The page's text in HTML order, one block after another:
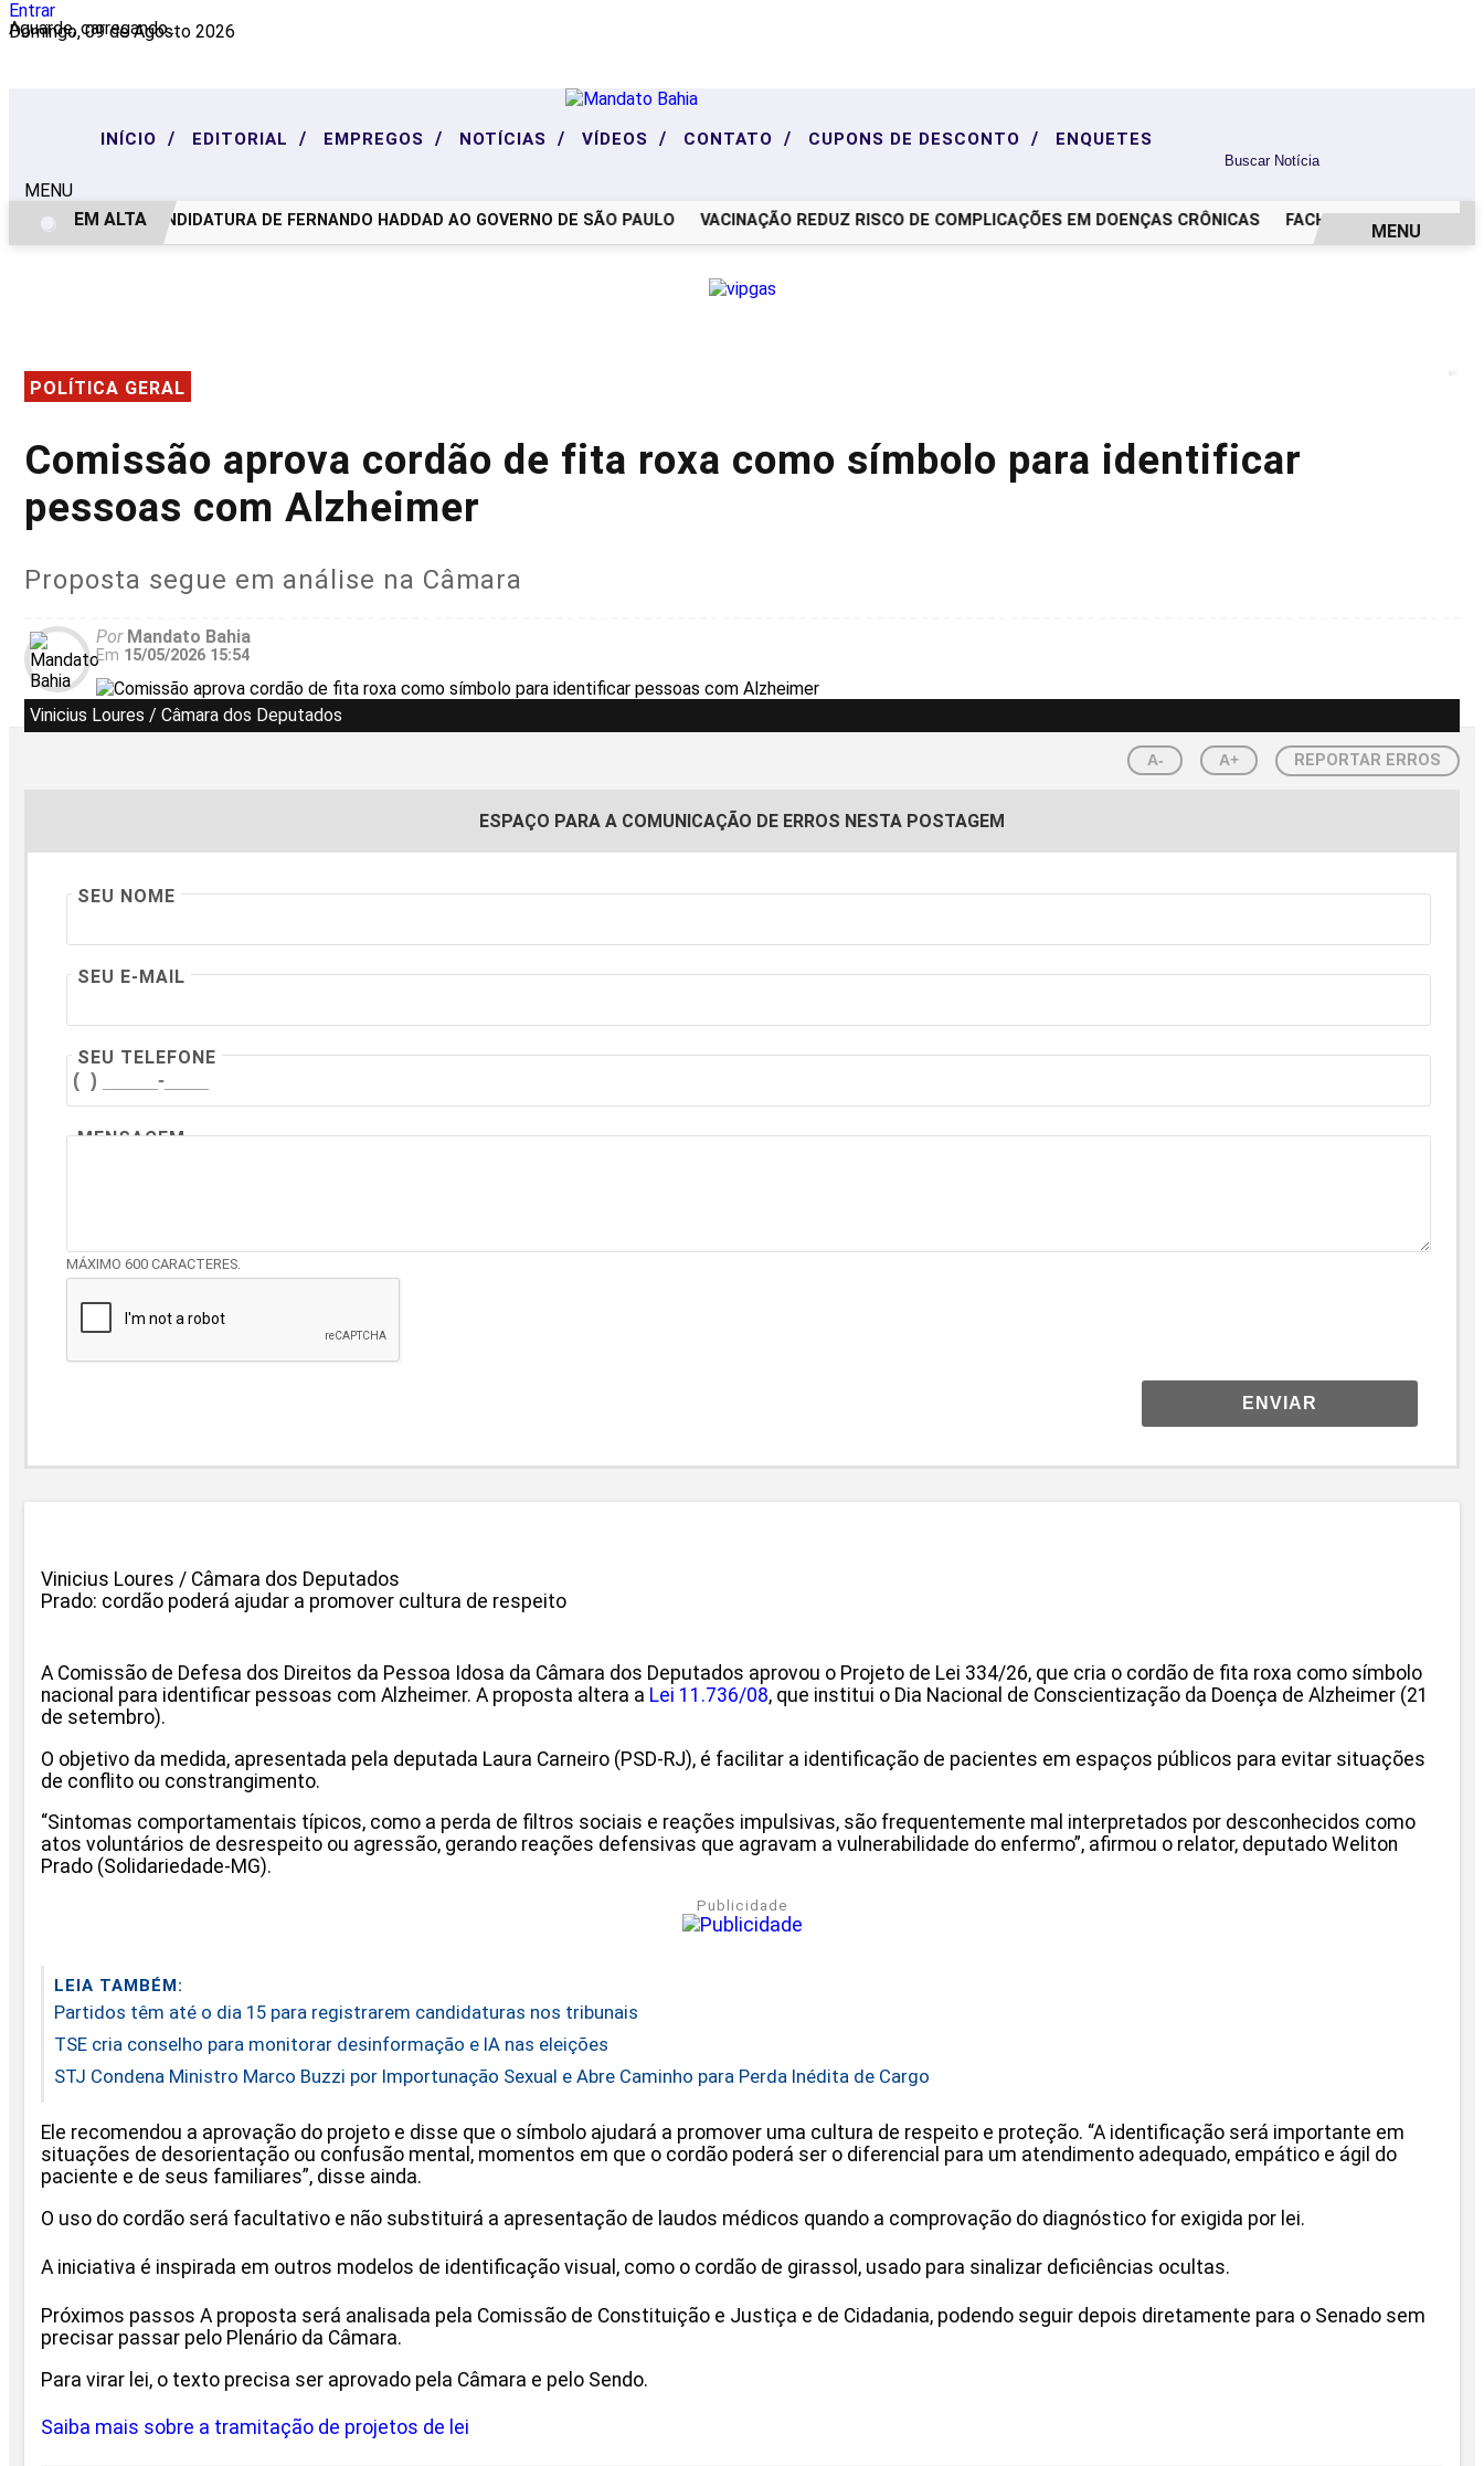
Aguarde, carregando...
Entrar
Domingo, 09 de Agosto 2026
INÍCIO / EDITORIAL / EMPREGOS / NOTÍCIAS / VÍDEOS / CONTATO / CUPONS DE DESCONTO / ENQUETES
MENU
PT LANÇA CANDIDATURA DE FERNANDO HADDAD AO GOVERNO DE SÃO PAULO VACINAÇÃO REDUZ RISCO DE COMPLICAÇÕES EM DOENÇAS CRÔNICAS FACHIN REPUDIA FALA DE
EM ALTA
MENU
POLÍTICA GERAL
Comissão aprova cordão de fita roxa como símbolo para identificar
pessoas com Alzheimer
Proposta segue em análise na Câmara
PorMandato Bahia
Em 15/05/2026 15:54
Vinicius Loures / Câmara dos Deputados
A- A+ REPORTAR ERROS
ESPAÇO PARA A COMUNICAÇÃO DE ERROS NESTA POSTAGEM
SEU NOME
SEU E-MAIL
SEU TELEFONE
MENSAGEM
MÁXIMO 600 CARACTERES.
ENVIAR
Vinicius Loures / Câmara dos Deputados
Prado: cordão poderá ajudar a promover cultura de respeito
A Comissão de Defesa dos Direitos da Pessoa Idosa da Câmara dos Deputados aprovou o Projeto de Lei 334/26, que cria o cordão de fita roxa como símbolo
nacional para identificar pessoas com Alzheimer. A proposta altera a Lei 11.736/08, que institui o Dia Nacional de Conscientização da Doença de Alzheimer (21
de setembro).
O objetivo da medida, apresentada pela deputada Laura Carneiro (PSD-RJ), é facilitar a identificação de pacientes em espaços públicos para evitar situações
de conflito ou constrangimento.
“Sintomas comportamentais típicos, como a perda de filtros sociais e reações impulsivas, são frequentemente mal interpretados por desconhecidos como
atos voluntários de desrespeito ou agressão, gerando reações defensivas que agravam a vulnerabilidade do enfermo”, afirmou o relator, deputado Weliton
Prado (Solidariedade-MG).
Publicidade
LEIA TAMBÉM:
Partidos têm até o dia 15 para registrarem candidaturas nos tribunais
TSE cria conselho para monitorar desinformação e IA nas eleições
STJ Condena Ministro Marco Buzzi por Importunação Sexual e Abre Caminho para Perda Inédita de Cargo
Ele recomendou a aprovação do projeto e disse que o símbolo ajudará a promover uma cultura de respeito e proteção. “A identificação será importante em
situações de desorientação ou confusão mental, momentos em que o cordão poderá ser o diferencial para um atendimento adequado, empático e ágil do
paciente e de seus familiares”, disse ainda.
O uso do cordão será facultativo e não substituirá a apresentação de laudos médicos quando a comprovação do diagnóstico for exigida por lei.
A iniciativa é inspirada em outros modelos de identificação visual, como o cordão de girassol, usado para sinalizar deficiências ocultas.
Próximos passos A proposta será analisada pela Comissão de Constituição e Justiça e de Cidadania, podendo seguir depois diretamente para o Senado sem
precisar passar pelo Plenário da Câmara.
Para virar lei, o texto precisa ser aprovado pela Câmara e pelo Sendo.
Saiba mais sobre a tramitação de projetos de lei